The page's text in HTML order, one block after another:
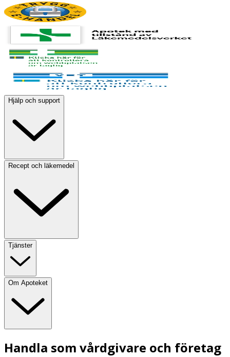
Hjälp och support
Recept och läkemedel
Tjänster
Om Apoteket
Handla som vårdgivare och företag